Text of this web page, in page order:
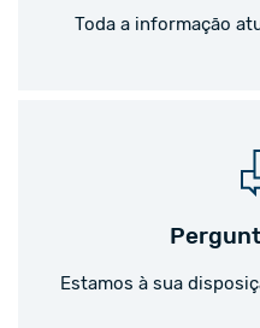
Toda a informação
Estamos à sua